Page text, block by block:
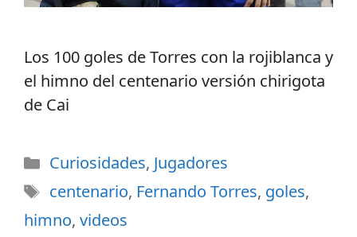
Los 100 goles de Torres con la rojiblanca y
el himno del centenario versión chirigota
de Cai
Curiosidades, Jugadores
centenario, Fernando Torres, goles,
himno, videos